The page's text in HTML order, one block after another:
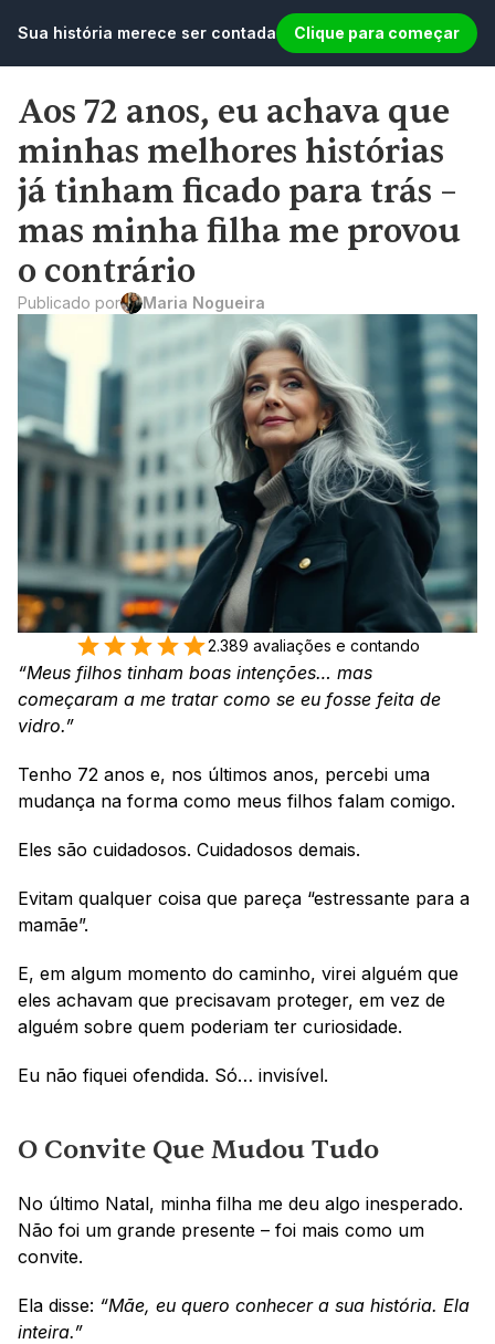
Sua história merece ser contada Clique para começar
Aos 72 anos, eu achava que
minhas melhores histórias
já tinham ficado para trás –
mas minha filha me provou
o contrário
Publicado por Maria Nogueira
2.389 avaliações e contando
“Meus filhos tinham boas intenções… mas
começaram a me tratar como se eu fosse feita de
vidro.”
Tenho 72 anos e, nos últimos anos, percebi uma
mudança na forma como meus filhos falam comigo.
Eles são cuidadosos. Cuidadosos demais.
Evitam qualquer coisa que pareça “estressante para a
mamãe”.
E, em algum momento do caminho, virei alguém que
eles achavam que precisavam proteger, em vez de
alguém sobre quem poderiam ter curiosidade.
Eu não fiquei ofendida. Só… invisível.
O Convite Que Mudou Tudo
No último Natal, minha filha me deu algo inesperado.
Não foi um grande presente – foi mais como um
convite.
Ela disse: “Mãe, eu quero conhecer a sua história. Ela
inteira.”